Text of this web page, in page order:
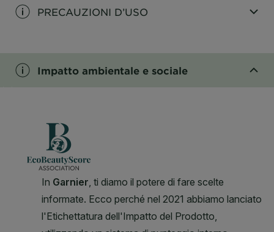
PRECAUZIONI D’USO
Impatto ambientale e sociale